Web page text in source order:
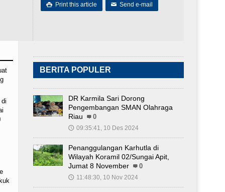
 Print this article ✉ Send e-mail
BERITA POPULER
DR Karmila Sari Dorong
Pengembangan SMAN Olahraga
Riau
0
🕔 09:35:41, 10 Des 2024
Penanggulangan Karhutla di
Wilayah Koramil 02/Sungai Apit,
Jumat 8 November
0
🕔 11:48:30, 10 Nov 2024